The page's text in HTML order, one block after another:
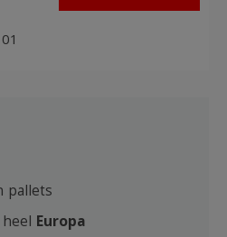
pallets
Europa